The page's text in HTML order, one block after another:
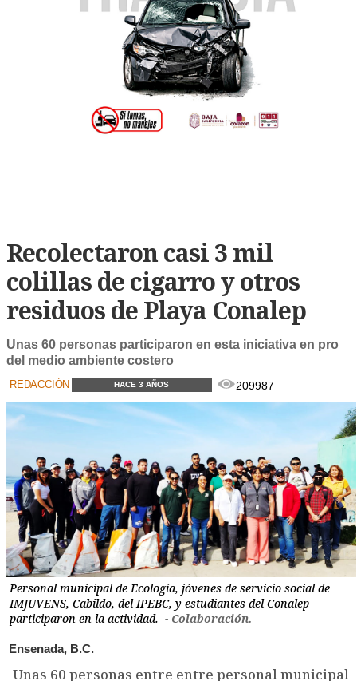
Recolectaron casi 3 mil
colillas de cigarro y otros
residuos de Playa Conalep
Unas 60 personas participaron en esta iniciativa en pro
del medio ambiente costero
REDACCIÓN HACE 3 AÑOS 209987
Personal municipal de Ecología, jóvenes de servicio social de
IMJUVENS, Cabildo, del IPEBC, y estudiantes del Conalep
participaron en la actividad. - Colaboración.
Ensenada, B.C.
Unas 60 personas entre entre personal municipal